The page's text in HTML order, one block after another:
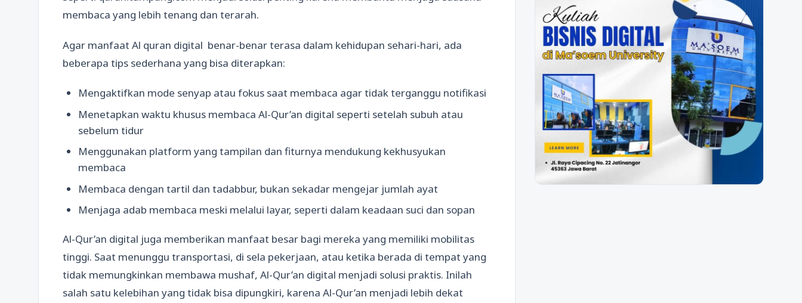
membaca yang lebih tenang dan terarah.
Agar manfaat Al quran digital benar-benar terasa dalam kehidupan sehari-hari, ada
beberapa tips sederhana yang bisa diterapkan:
Mengaktifkan mode senyap atau fokus saat membaca agar tidak terganggu notifikasi
Menetapkan waktu khusus membaca Al-Qur’an digital seperti setelah subuh atau
sebelum tidur
Menggunakan platform yang tampilan dan fiturnya mendukung kekhusyukan
membaca
Membaca dengan tartil dan tadabbur, bukan sekadar mengejar jumlah ayat
Menjaga adab membaca meski melalui layar, seperti dalam keadaan suci dan sopan
Al-Qur’an digital juga memberikan manfaat besar bagi mereka yang memiliki mobilitas
tinggi. Saat menunggu transportasi, di sela pekerjaan, atau ketika berada di tempat yang
tidak memungkinkan membawa mushaf, Al-Qur’an digital menjadi solusi praktis. Inilah
salah satu kelebihan yang tidak bisa dipungkiri, karena Al-Qur’an menjadi lebih dekat